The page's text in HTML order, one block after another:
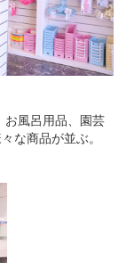
お風呂用品、園芸
な商品が並ぶ。